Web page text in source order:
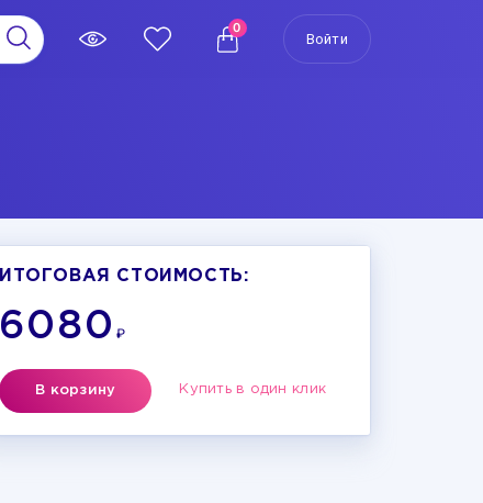
0
Войти
ИТОГОВАЯ СТОИМОСТЬ:
6080 ₽
В корзину Купить в один клик